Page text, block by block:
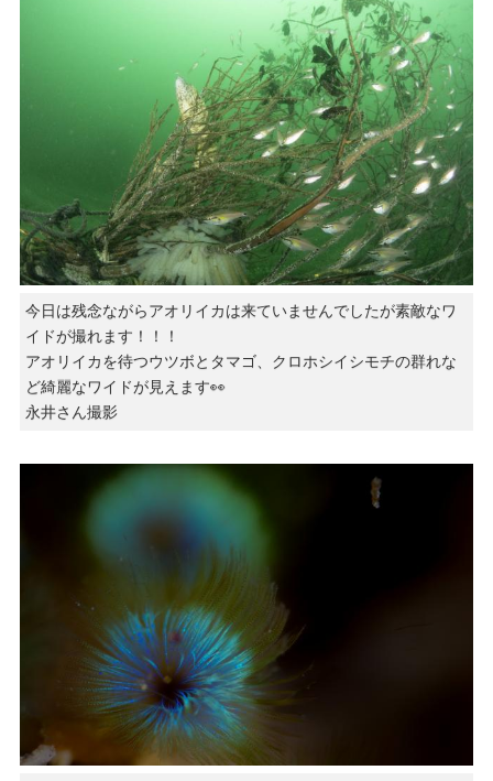
今日は残念ながらアオリイカは来ていませんでしたが素敵なワ
イドが撮れます！！！
アオリイカを待つウツボとタマゴ、クロホシイシモチの群れな
ど綺麗なワイドが見えます👀
永井さん撮影